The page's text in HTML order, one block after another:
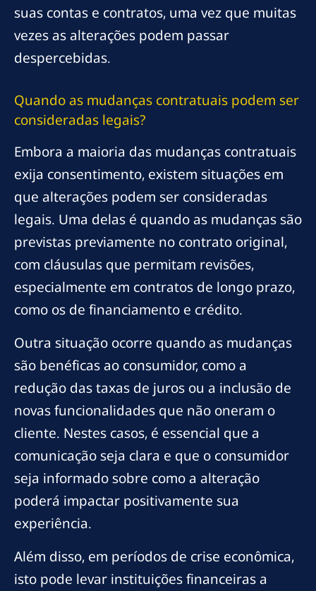
suas contas e contratos, uma vez que muitas
vezes as alterações podem passar
despercebidas.
Quando as mudanças contratuais podem ser
consideradas legais?
Embora a maioria das mudanças contratuais
exija consentimento, existem situações em
que alterações podem ser consideradas
legais. Uma delas é quando as mudanças são
previstas previamente no contrato original,
com cláusulas que permitam revisões,
especialmente em contratos de longo prazo,
como os de financiamento e crédito.
Outra situação ocorre quando as mudanças
são benéficas ao consumidor, como a
redução das taxas de juros ou a inclusão de
novas funcionalidades que não oneram o
cliente. Nestes casos, é essencial que a
comunicação seja clara e que o consumidor
seja informado sobre como a alteração
poderá impactar positivamente sua
experiência.
Além disso, em períodos de crise econômica,
isto pode levar instituições financeiras a